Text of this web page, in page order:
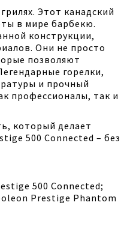
Этот канадский
в мире барбекю.
конструкции,
Они не просто
позволяют
горелки,
и прочный
профессионалы, так и
который делает
500 Connected – без
500 Connected;
Prestige Phantom